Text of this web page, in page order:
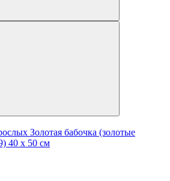
Золотая бабочка (золотые
40 х 50 см